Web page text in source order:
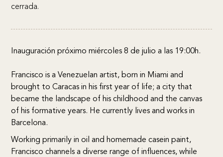
cerrada.
Inauguración próximo miércoles 8 de julio a las 19:00h.
Francisco is a Venezuelan artist, born in Miami and
brought to Caracas in his first year of life; a city that
became the landscape of his childhood and the canvas
of his formative years. He currently lives and works in
Barcelona.
Working primarily in oil and homemade casein paint,
Francisco channels a diverse range of influences, while